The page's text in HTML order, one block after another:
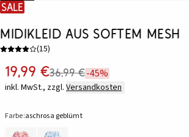
SALE
Midikleid aus softem Mesh
(15)
19,99 €36,99 €-45%
inkl. MwSt., zzgl. Versandkosten
Farbe:aschrosa geblümt